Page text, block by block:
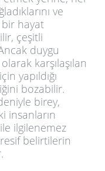
ve
hayat
çeşitli
duygu
karşılaşılan
yapıldığı
bozabilir.
birey,
insanların
ilgilenemez
belirtilerin